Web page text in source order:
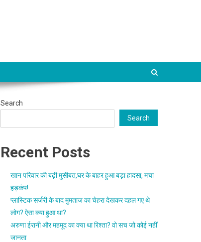
Search
Search
Recent Posts
खान परिवार की बढ़ी मुसीबत,घर के बाहर हुआ बड़ा हादसा, मचा
हड़कंप!
प्लास्टिक सर्जरी के बाद मुमताज का चेहरा देखकर दहल गए थे
लोग? ऐसा क्या हुआ था?
अरुणा ईरानी और महमूद का क्या था रिश्ता? वो सच जो कोई नहीं
जानता